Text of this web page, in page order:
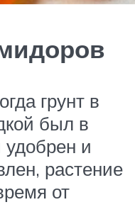
грунт в
был в
удобрен и
растение
от